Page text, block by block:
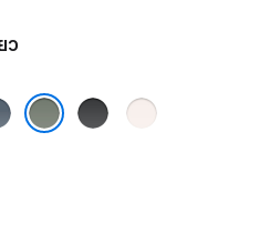
ว
เทาเขียว
ดำ
ชม